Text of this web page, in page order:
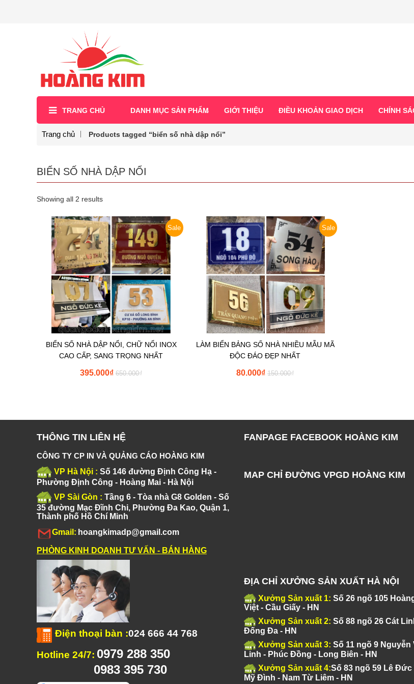
TRANG CHỦ DANH MỤC SẢN PHẨM GIỚI THIỆU ĐIỀU KHOẢN GIAO DỊCH CHÍNH
Trang chủ Products tagged “biển số nhà dập nổi”
BIỂN SỐ NHÀ DẬP NỔI
Showing all 2 results
Sale
BIỂN SỐ NHÀ DẬP NỔI, CHỮ NỔI INOX
CAO CẤP, SANG TRỌNG NHẤT
₫
650.000
₫
395.000
Sale
LÀM BIỂN BẢNG SỐ NHÀ NHIỀU MẪU MÃ
ĐỘC ĐÁO ĐẸP NHẤT
₫
150.000
₫
80.000
THÔNG TIN LIÊN HỆ
CÔNG TY CP IN VÀ QUẢNG CÁO HOÀNG KIM
VP Hà Nội : Số 146 đường Định Công Hạ -
Phường Định Công - Hoàng Mai - Hà Nội
VP Sài Gòn : Tầng 6 - Tòa nhà G8 Golden - Số
35 đường Mạc Đĩnh Chi, Phường Đa Kao, Quận 1,
Thành phố Hồ Chí Minh
Gmail: hoangkimadp@gmail.com
PHÒNG KINH DOANH TƯ VẤN - BÁN HÀNG
Điện thoại bàn :024 666 44 768
Hotline 24/7: 0979 288 350
0983 395 730
FANPAGE FACEBOOK HOÀNG KIM
MAP CHỈ ĐƯỜNG VPGD HOÀNG KIM
ĐỊA CHỈ XƯỞNG SẢN XUẤT HÀ NỘI
Xưởng Sản xuất 1: Số 26 ngõ 105
Việt - Cầu Giấy - HN
Xưởng Sản xuất 2: Số 88 ngõ 26 Cát
Đống Đa - HN
Xưởng Sản xuất 3: Số 11 ngõ 9 Nguyễn
Linh - Phúc Đồng - Long Biên - HN
Xưởng Sản xuất 4:Số 83 ngõ 59 Lê Đức
Mỹ Đình - Nam Từ Liêm - HN